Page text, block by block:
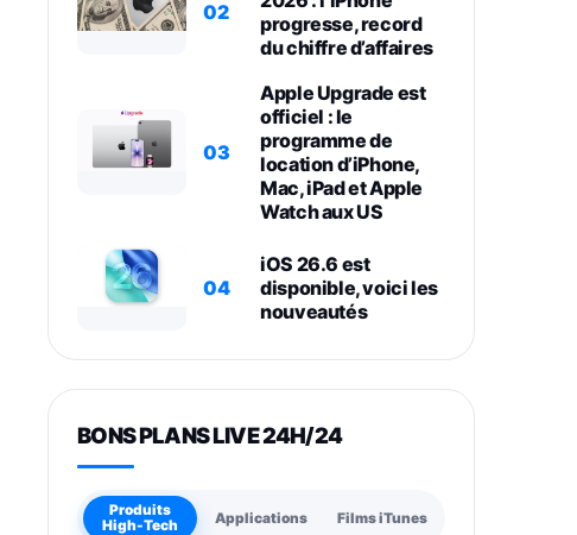
02
progresse, record
du chiffre d’affaires
03
Apple Upgrade est
officiel : le
programme de
location d’iPhone,
Mac, iPad et Apple
Watch aux US
04
iOS 26.6 est
disponible, voici les
nouveautés
BONS PLANS LIVE 24H/24
Produits
High-Tech
Applications Films iTunes